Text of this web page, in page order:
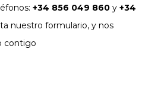
+34 856 049 860 y +34
nuestro formulario, y nos
contigo